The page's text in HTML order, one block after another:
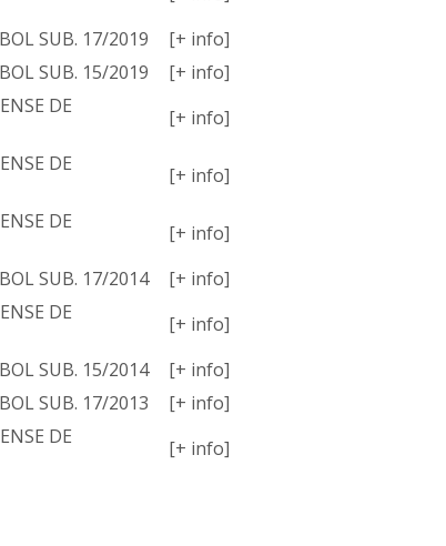
SUB. 17/2019
[+ info]
SUB. 15/2019
[+ info]
DE
[+ info]
DE
[+ info]
DE
[+ info]
SUB. 17/2014
[+ info]
DE
[+ info]
SUB. 15/2014
[+ info]
SUB. 17/2013
[+ info]
DE
[+ info]